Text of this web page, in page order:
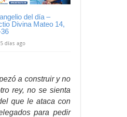
del día –
Divina Mateo 14,
5 días ago
a construir y no
rey, no se sienta
que le ataca con
para pedir